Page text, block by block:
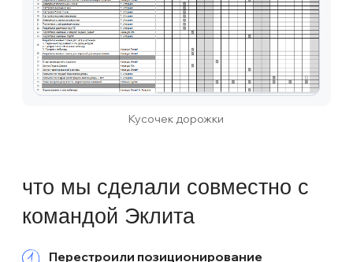
Telegram-канал, что и на прошлом запуске,
чтобы сразу вернуть старых участников
в контекст и набрать больше целевой
аудитории в одном месте.
В остальном воронка была такой же,